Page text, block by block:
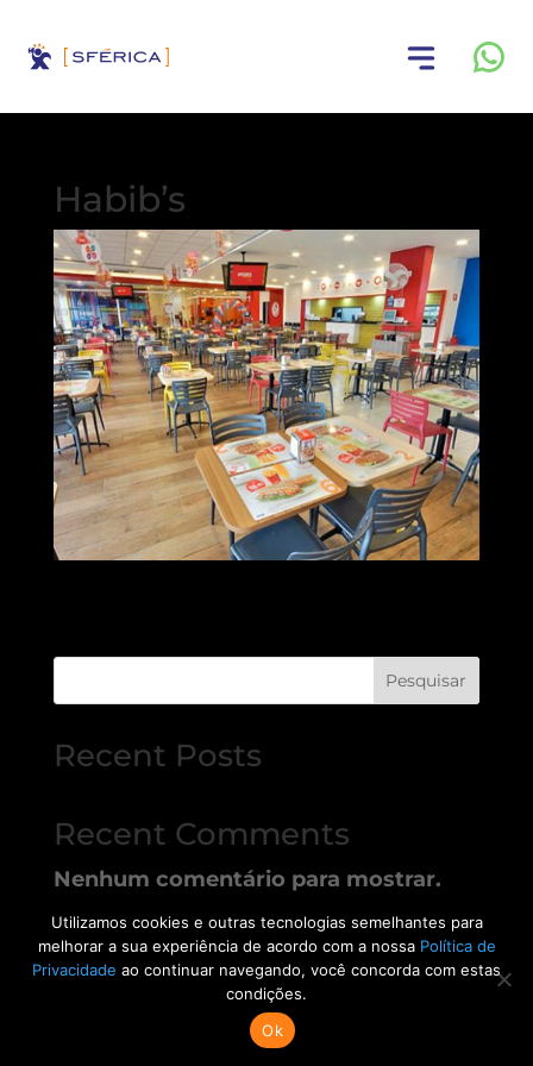
Habib’s
Pesquisar
Recent Posts
Recent Comments
Nenhum comentário para mostrar.
Utilizamos cookies e outras tecnologias semelhantes para
melhorar a sua experiência de acordo com a nossa Política de
Privacidade ao continuar navegando, você concorda com estas
condições.
Ok